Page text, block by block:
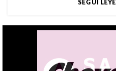
SEGUÍ